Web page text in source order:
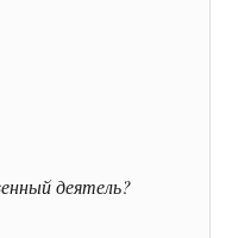
деятель?